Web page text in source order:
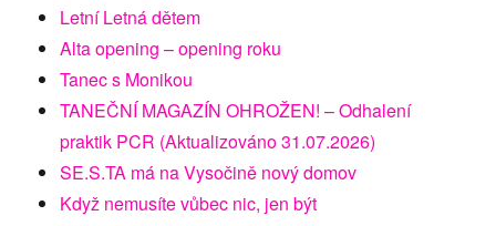
Letní Letná dětem
Alta opening – opening roku
Tanec s Monikou
TANEČNÍ MAGAZÍN OHROŽEN! – Odhalení
praktik PCR (Aktualizováno 31.07.2026)
SE.S.TA má na Vysočině nový domov
Když nemusíte vůbec nic, jen být